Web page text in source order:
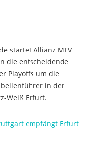
startet Allianz MTV
die entscheidende
Playoffs um die
in der
Weiß Erfurt.
empfängt Erfurt